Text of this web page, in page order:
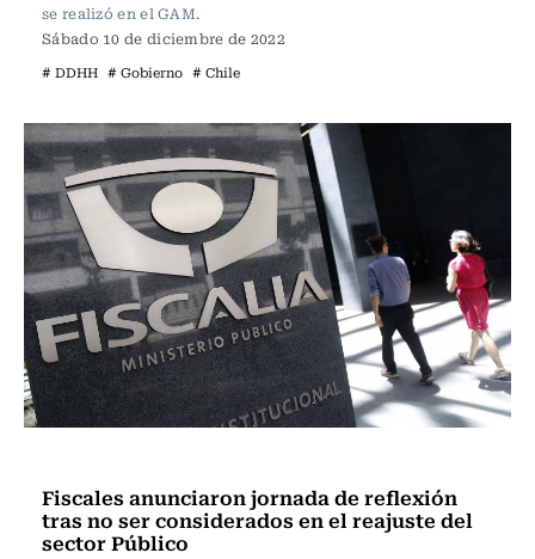
se realizó en el GAM.
Sábado 10 de diciembre de 2022
# DDHH # Gobierno # Chile
Fiscales anunciaron jornada de reflexión
tras no ser considerados en el reajuste del
sector Público